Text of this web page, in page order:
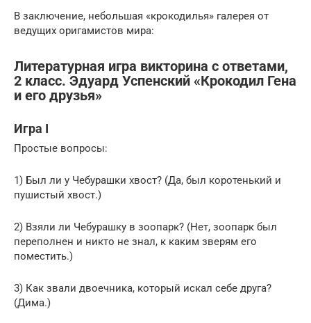
В заключение, небольшая «крокодилья» галерея от
ведущих оригамистов мира:
Литературная игра викторина с ответами,
2 класс. Эдуард Успенский «Крокодил Гена
и его друзья»
Игра I
Простые вопросы:
1) Был ли у Чебурашки хвост? (Да, был коротенький и
пушистый хвост.)
2) Взяли ли Чебурашку в зоопарк? (Нет, зоопарк был
переполнен и никто не знал, к каким зверям его
поместить.)
3) Как звали двоечника, который искал себе друга?
(Дима.)